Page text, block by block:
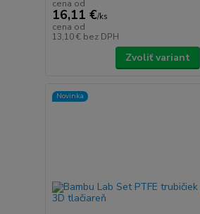
cena od
16,11 €/ks
cena od
13,10 € bez DPH
Zvoliť variant
Novinka